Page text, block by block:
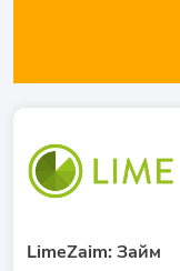
LimeZaim: Займ